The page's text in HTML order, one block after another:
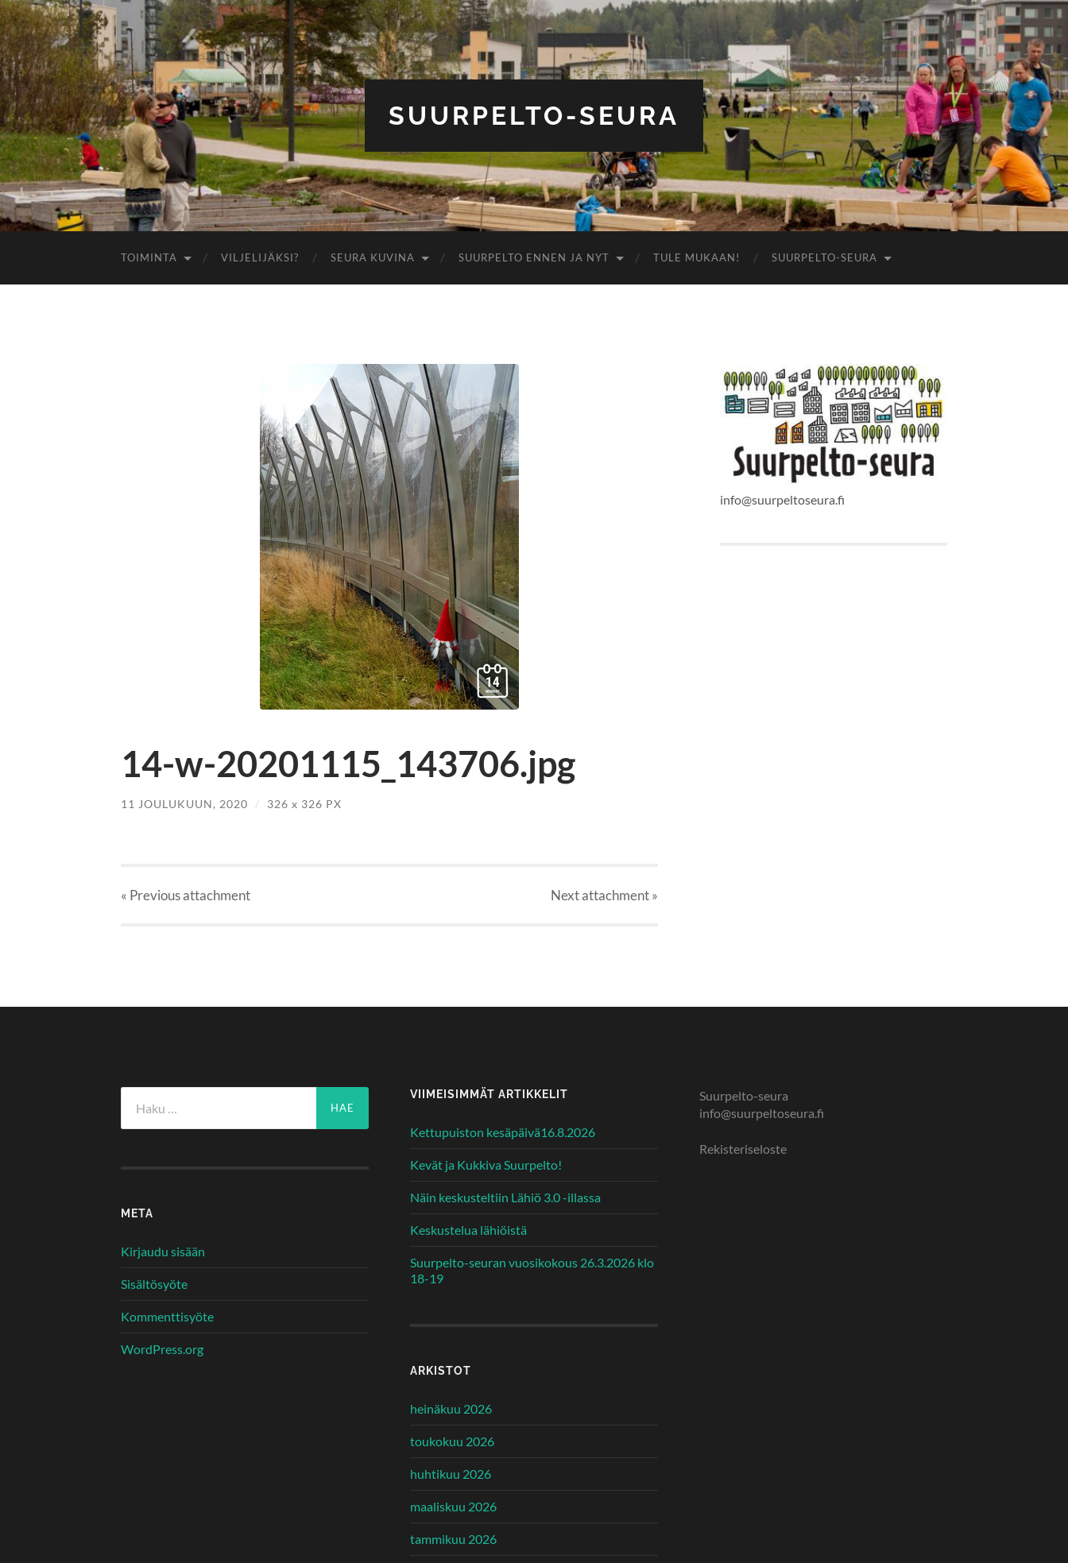
SUURPELTO-SEURA
TOIMINTA VILJELIJÄKSI? SEURA KUVINA SUURPELTO ENNEN JA NYT TULE MUKAAN! SUURPELTO-SEURA
14-w-20201115_143706.jpg
11 JOULUKUUN, 2020 / 326 x 326 PX
« Previousattachment Nextattachment»
info@suurpeltoseura.fi
META
Kirjaudu sisään
Sisältösyöte
Kommenttisyöte
WordPress.org
VIIMEISIMMÄT ARTIKKELIT
Kettupuiston kesäpäivä16.8.2026
Kevät ja Kukkiva Suurpelto!
Näin keskusteltiin Lähiö 3.0 -illassa
Keskustelua lähiöistä
Suurpelto-seuran vuosikokous 26.3.2026 klo
18-19
ARKISTOT
heinäkuu 2026
toukokuu 2026
huhtikuu 2026
maaliskuu 2026
tammikuu 2026
Suurpelto-seura
info@suurpeltoseura.fi
Rekisteriseloste